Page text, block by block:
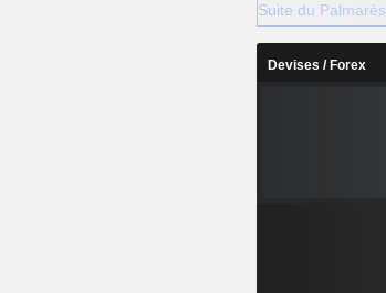
Suite du Palmarès
Devises / Forex